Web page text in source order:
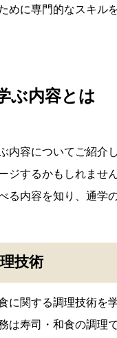
めに専門的なスキル
ぶ内容とは
内容についてご紹介
ジするかもしれませ
る内容を知り、通学
技術
に関する調理技術を
は寿司・和食の調理